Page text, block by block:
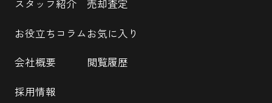
スタッフ紹介
お役立ちコラム
会社概要
採用情報
売却査定
お気に入り
閲覧履歴